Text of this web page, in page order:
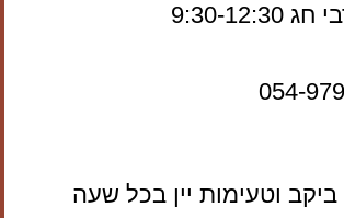
12:30
ביקב וטעימות יין בכל שעה